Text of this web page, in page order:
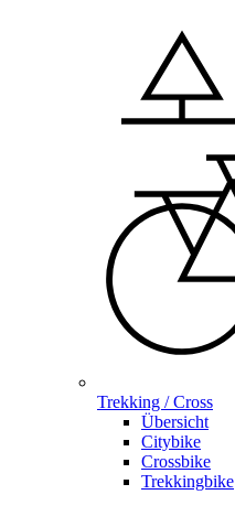
Trekking / Cross
Übersicht
Citybike
Crossbike
Trekkingbike